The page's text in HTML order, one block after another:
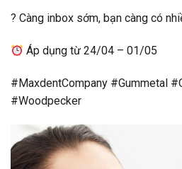
? Càng inbox sớm, bạn càng có
Áp dụng từ 24/04 – 01/05
#MaxdentCompany #Gummetal
#Woodpecker